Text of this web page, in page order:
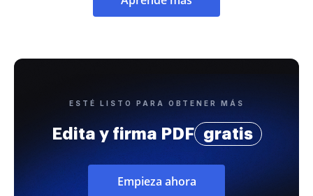
ESTÉ LISTO PARA OBTENER MÁS
Edita y firma PDF gratis
Empieza ahora